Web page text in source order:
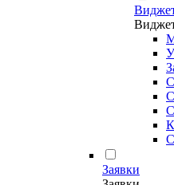
Заявки